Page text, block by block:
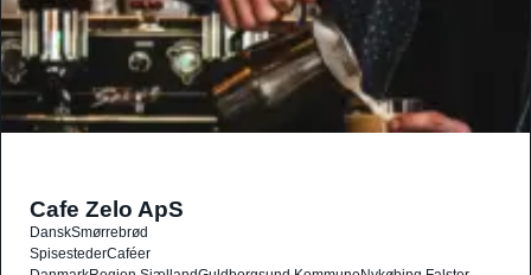
Cafe Zelo ApS
DanskSmørrebrød
SpisestederCaféer